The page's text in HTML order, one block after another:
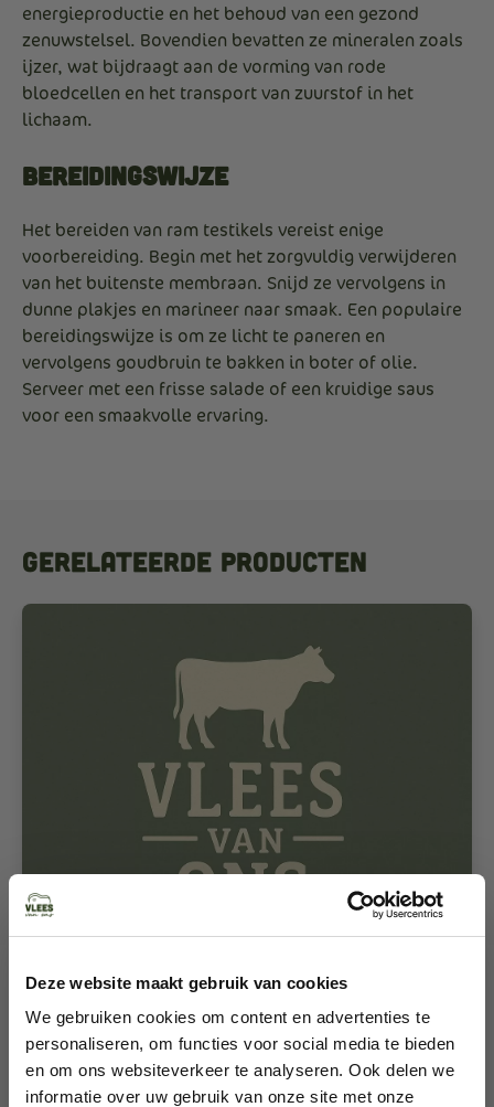
Deze website maakt gebruik van cookies
We gebruiken cookies om content en advertenties te
personaliseren, om functies voor social media te bieden
en om ons websiteverkeer te analyseren. Ook delen we
informatie over uw gebruik van onze site met onze
energieproductie en het behoud van een gezond
zenuwstelsel. Bovendien bevatten ze mineralen zoals
ijzer, wat bijdraagt aan de vorming van rode
bloedcellen en het transport van zuurstof in het
lichaam.
Bereidingswijze
Het bereiden van ram testikels vereist enige
voorbereiding. Begin met het zorgvuldig verwijderen
van het buitenste membraan. Snijd ze vervolgens in
dunne plakjes en marineer naar smaak. Een populaire
bereidingswijze is om ze licht te paneren en
vervolgens goudbruin te bakken in boter of olie.
Serveer met een frisse salade of een kruidige saus
voor een smaakvolle ervaring.
Gerelateerde producten
RUND
lamsbotten 3 Kg